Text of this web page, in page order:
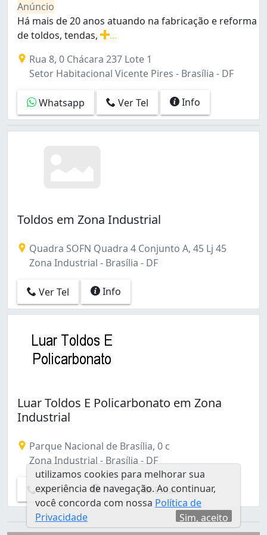
Sobradinho (7)
Taguatinga (23)
Taguatinga Norte (1)
Taguatinga Sul (Taguatinga) (1)
Zona Industrial (2)
Área de Desenvolvimento Econômico (Águas Claras)
Anúncio
Há mais de 20 anos atuando na fabricação e reforma
de toldos, tendas,
Rua 8, 0 Chácara 237 Lote 1
Setor Habitacional Vicente Pires - Brasília - DF
Whatsapp Ver Tel Info
Toldos em Zona Industrial
Quadra SOFN Quadra 4 Conjunto A, 45 Lj 45
Zona Industrial - Brasília - DF
Ver Tel Info
Luar Toldos E Policarbonato em Zona
Industrial
Parque Nacional de Brasília, 0 c
Zona Industrial - Brasília - DF
Ver Tel Info Email
utilizamos cookies para melhorar sua
experiência de navegação. Ao continuar,
você concorda com nossa Política de
Privacidade
Sim, aceito